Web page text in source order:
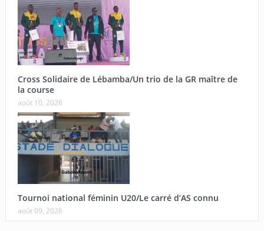
Cross Solidaire de Lébamba/Un trio de la GR maître de
la course
août 10, 2026
Tournoi national féminin U20/Le carré d’AS connu
août 09, 2026